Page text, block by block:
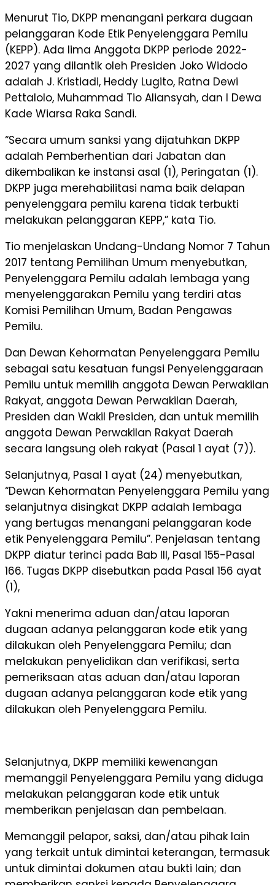
Menurut Tio, DKPP menangani perkara dugaan
pelanggaran Kode Etik Penyelenggara Pemilu
(KEPP). Ada lima Anggota DKPP periode 2022-
2027 yang dilantik oleh Presiden Joko Widodo
adalah J. Kristiadi, Heddy Lugito, Ratna Dewi
Pettalolo, Muhammad Tio Aliansyah, dan I Dewa
Kade Wiarsa Raka Sandi.
“Secara umum sanksi yang dijatuhkan DKPP
adalah Pemberhentian dari Jabatan dan
dikembalikan ke instansi asal (1), Peringatan (1).
DKPP juga merehabilitasi nama baik delapan
penyelenggara pemilu karena tidak terbukti
melakukan pelanggaran KEPP,” kata Tio.
Tio menjelaskan Undang-Undang Nomor 7 Tahun
2017 tentang Pemilihan Umum menyebutkan,
Penyelenggara Pemilu adalah lembaga yang
menyelenggarakan Pemilu yang terdiri atas
Komisi Pemilihan Umum, Badan Pengawas
Pemilu.
Dan Dewan Kehormatan Penyelenggara Pemilu
sebagai satu kesatuan fungsi Penyelenggaraan
Pemilu untuk memilih anggota Dewan Perwakilan
Rakyat, anggota Dewan Perwakilan Daerah,
Presiden dan Wakil Presiden, dan untuk memilih
anggota Dewan Perwakilan Rakyat Daerah
secara langsung oleh rakyat (Pasal 1 ayat (7)).
Selanjutnya, Pasal 1 ayat (24) menyebutkan,
“Dewan Kehormatan Penyelenggara Pemilu yang
selanjutnya disingkat DKPP adalah lembaga
yang bertugas menangani pelanggaran kode
etik Penyelenggara Pemilu”. Penjelasan tentang
DKPP diatur terinci pada Bab III, Pasal 155-Pasal
166. Tugas DKPP disebutkan pada Pasal 156 ayat
(1),
Yakni menerima aduan dan/atau laporan
dugaan adanya pelanggaran kode etik yang
dilakukan oleh Penyelenggara Pemilu; dan
melakukan penyelidikan dan verifikasi, serta
pemeriksaan atas aduan dan/atau laporan
dugaan adanya pelanggaran kode etik yang
dilakukan oleh Penyelenggara Pemilu.
Selanjutnya, DKPP memiliki kewenangan
memanggil Penyelenggara Pemilu yang diduga
melakukan pelanggaran kode etik untuk
memberikan penjelasan dan pembelaan.
Memanggil pelapor, saksi, dan/atau pihak lain
yang terkait untuk dimintai keterangan, termasuk
untuk dimintai dokumen atau bukti lain; dan